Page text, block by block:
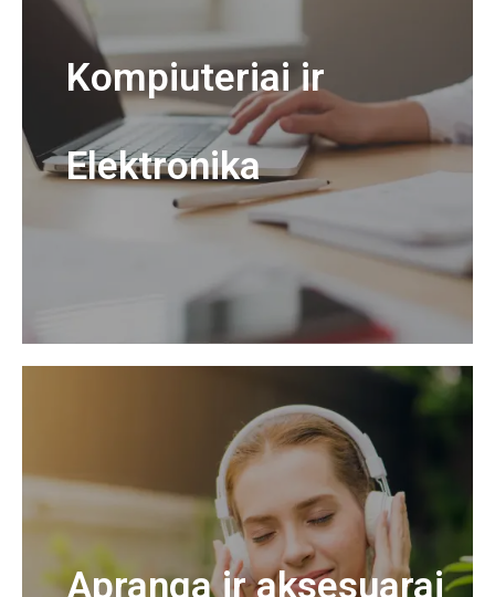
Kompiuteriai ir
Elektronika
Apranga ir aksesuarai